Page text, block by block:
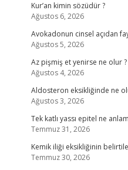
Kur’an kimin sözüdür ?
Ağustos 6, 2026
Avokadonun cinsel açıdan
Ağustos 5, 2026
Az pişmiş et yenirse ne olur ?
Ağustos 4, 2026
Aldosteron eksikliğinde ne
Ağustos 3, 2026
Tek katlı yassı epitel ne
Temmuz 31, 2026
Kemik iliği eksikliğinin
Temmuz 30, 2026